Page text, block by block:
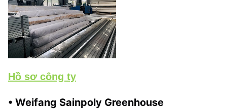
Hồ sơ công ty
• Weifang Sainpoly Greenhouse